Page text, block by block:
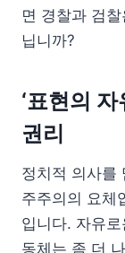
면 경찰과 검
닙니까?
‘표현의
권리
정치적 의사를
주주의의 요체
입니다. 자유
동체는 좀 더